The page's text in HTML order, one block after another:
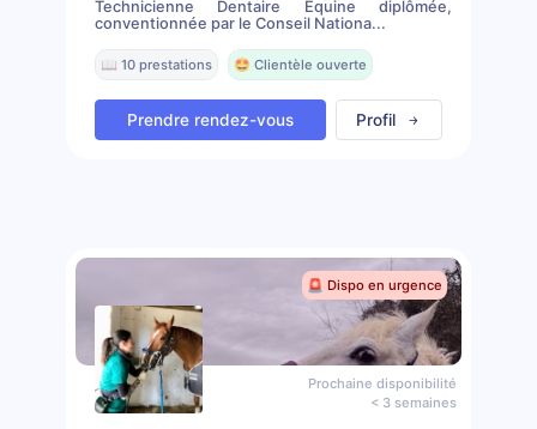
Technicienne Dentaire Équine diplômée,
conventionnée par le Conseil Nationa...
📖 10 prestations 🤩 Clientèle ouverte
Prendre rendez-vous Profil
🚨 Dispo en urgence
Prochaine disponibilité
< 3 semaines